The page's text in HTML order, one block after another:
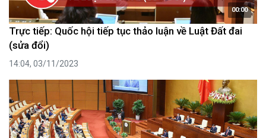
00:00
Trực tiếp: Quốc hội tiếp tục thảo luận về Luật Đất đai
(sửa đổi)
14:04, 03/11/2023